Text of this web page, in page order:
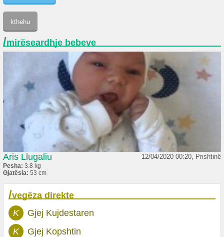
/mirëseardhje bebeve
Aris Llugaliu 12/04/2020 00:20, Prishtinë
Pesha: 3.8 kg
Gjatësia: 53 cm
/vegëza direkte
K
Gjej Kujdestaren
K
Gjej Kopshtin